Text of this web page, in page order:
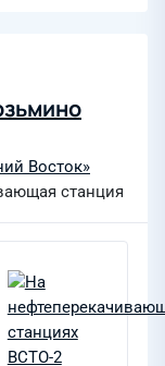
Восток»
станция